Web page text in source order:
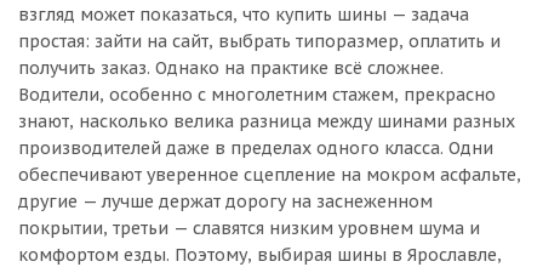
взгляд может показаться, что купить шины — задача
простая: зайти на сайт, выбрать типоразмер, оплатить и
получить заказ. Однако на практике всё сложнее.
Водители, особенно с многолетним стажем, прекрасно
знают, насколько велика разница между шинами разных
производителей даже в пределах одного класса. Одни
обеспечивают уверенное сцепление на мокром асфальте,
другие — лучше держат дорогу на заснеженном
покрытии, третьи — славятся низким уровнем шума и
комфортом езды. Поэтому, выбирая шины в Ярославле,